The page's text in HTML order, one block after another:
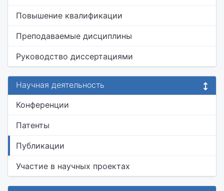
Повышение квалификации
Преподаваемые дисциплины
Руководство диссертациями
Научная деятельность
Конференции
Патенты
Публикации
Участие в научных проектах